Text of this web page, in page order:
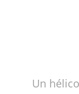
Un